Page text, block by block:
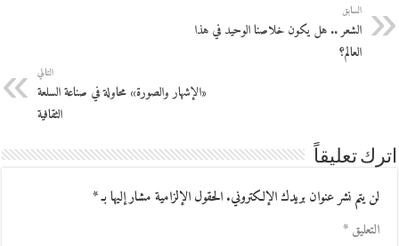
السابق
الشعر .. هل يكون خلاصنا الوحيد في هذا
العالم؟
التالي
«الإشهار والصورة» محاولة في صناعة السلعة
الثقافية
اترك تعليقاً
لن يتم نشر عنوان بريدك الإلكتروني.الحقول الإلزامية مشار إليها بـ*
التعليق*